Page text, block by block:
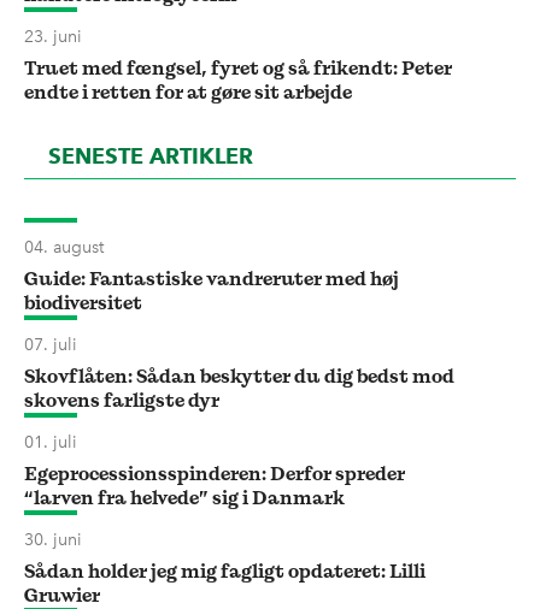
23. juni
Truet med fængsel, fyret og så frikendt: Peter
endte i retten for at gøre sit arbejde
SENESTE ARTIKLER
04. august
Guide: Fantastiske vandreruter med høj
biodiversitet
07. juli
Skovflåten: Sådan beskytter du dig bedst mod
skovens farligste dyr
01. juli
Egeprocessionsspinderen: Derfor spreder
“larven fra helvede” sig i Danmark
30. juni
Sådan holder jeg mig fagligt opdateret: Lilli
Gruwier